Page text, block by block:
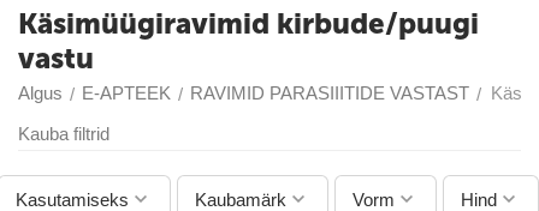
Käsimüügiravimid kirbude/puugi
vastu
Algus / E-APTEEK / RAVIMID PARASIIITIDE VASTAST /
Kauba filtrid
Kasutamiseks Kaubamärk Vorm Hind